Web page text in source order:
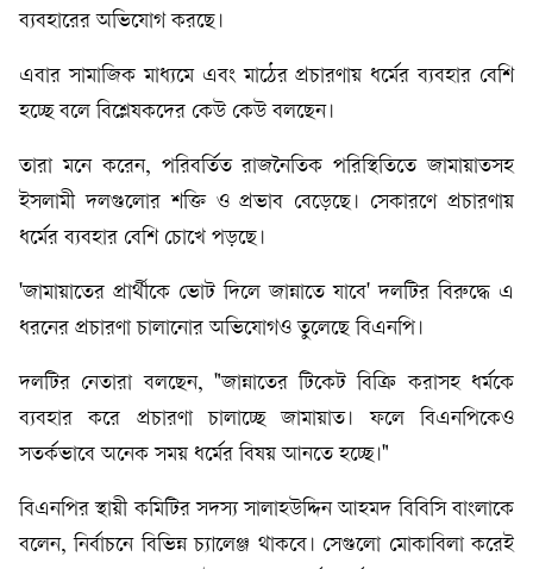
ব্যবহারের অভিযোগ করছে।
এবার সামাজিক মাধ্যমে এবং মাঠের প্রচারণায় ধর্মের ব্যবহার বেশি
হচ্ছে বলে বিশ্লেষকদের কেউ কেউ বলছেন।
তারা মনে করেন, পরিবর্তিত রাজনৈতিক পরিস্থিতিতে জামায়াতসহ
ইসলামী দলগুলোর শক্তি ও প্রভাব বেড়েছে। সেকারণে প্রচারণায়
ধর্মের ব্যবহার বেশি চোখে পড়ছে।
'জামায়াতের প্রার্থীকে ভোট দিলে জান্নাতে যাবে' দলটির বিরুদ্ধে এ
ধরনের প্রচারণা চালানোর অভিযোগও তুলেছে বিএনপি।
দলটির নেতারা বলছেন, "জান্নাতের টিকেট বিক্রি করাসহ ধর্মকে
ব্যবহার করে প্রচারণা চালাচ্ছে জামায়াত। ফলে বিএনপিকেও
সতর্কভাবে অনেক সময় ধর্মের বিষয় আনতে হচ্ছে।"
বিএনপির স্থায়ী কমিটির সদস্য সালাহউদ্দিন আহমদ বিবিসি বাংলাকে
বলেন, নির্বাচনে বিভিন্ন চ্যালেঞ্জ থাকবে। সেগুলো মোকাবিলা করেই